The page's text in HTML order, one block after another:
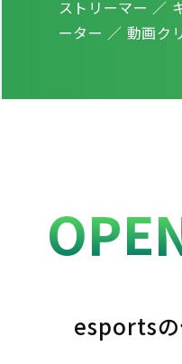
ストリーマー ／
ーター ／ 動画ク
esportsの